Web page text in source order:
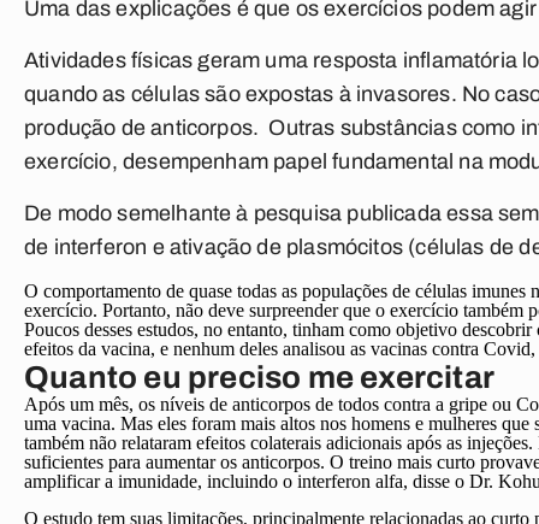
Uma das explicações é que os exercícios podem
Atividades físicas geram uma resposta inflamatória
quando as células são expostas à invasores. No
produção de anticorpos. Outras substâncias como
exercício, desempenham papel fundamental na
De modo semelhante à pesquisa publicada essa
de interferon e ativação de plasmócitos (células de
O comportamento de quase todas as populações de células
exercício. Portanto, não deve surpreender que o exercício também
Poucos desses estudos, no entanto, tinham como objetivo
efeitos da vacina, e nenhum deles analisou as vacinas contra
Quanto eu preciso me exercitar
Após um mês, os níveis de anticorpos de todos contra a gripe ou
uma vacina. Mas eles foram mais altos nos homens e mulheres
também não relataram efeitos colaterais adicionais após as
suficientes para aumentar os anticorpos. O treino mais curto
amplificar a imunidade, incluindo o interferon alfa, disse o Dr.
O estudo tem suas limitações, principalmente relacionadas ao